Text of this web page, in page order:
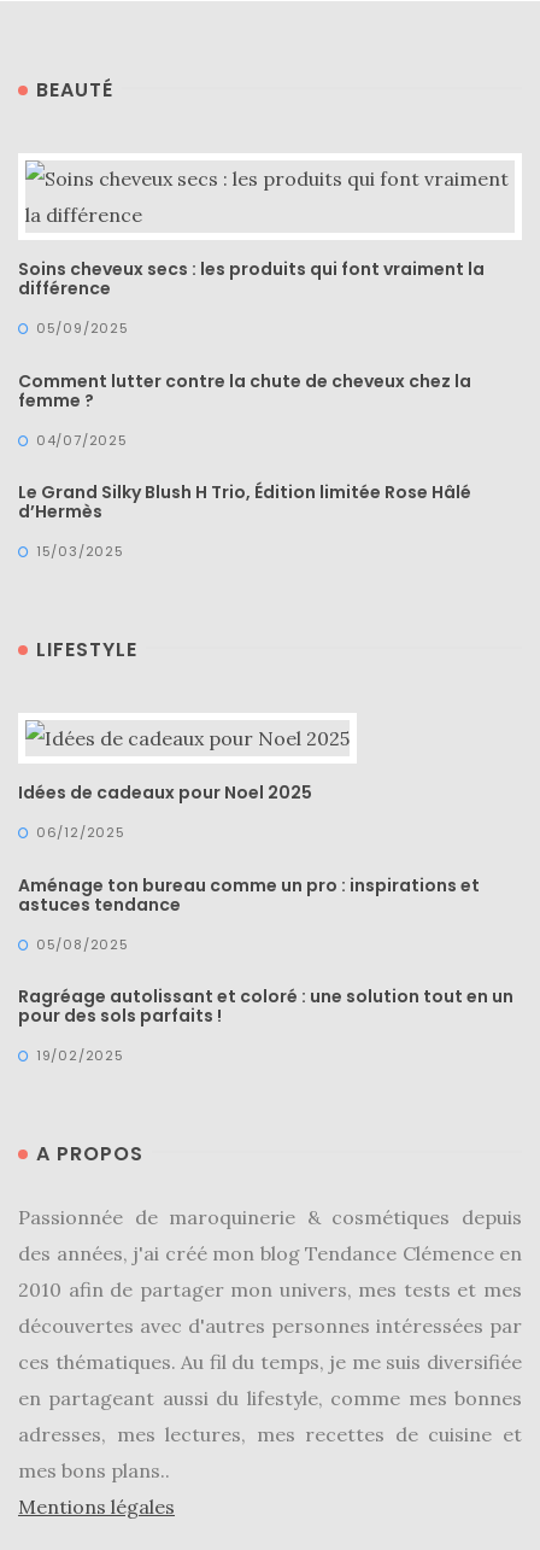
BEAUTÉ
Soins cheveux secs : les produits qui font vraiment la
différence
05/09/2025
Comment lutter contre la chute de cheveux chez la
femme ?
04/07/2025
Le Grand Silky Blush H Trio, Édition limitée Rose Hâlé
d’Hermès
15/03/2025
LIFESTYLE
Idées de cadeaux pour Noel 2025
06/12/2025
Aménage ton bureau comme un pro : inspirations et
astuces tendance
05/08/2025
Ragréage autolissant et coloré : une solution tout en un
pour des sols parfaits !
19/02/2025
A PROPOS
Passionnée de maroquinerie & cosmétiques depuis
des années, j'ai créé mon blog Tendance Clémence en
2010 afin de partager mon univers, mes tests et mes
découvertes avec d'autres personnes intéressées par
ces thématiques. Au fil du temps, je me suis diversifiée
en partageant aussi du lifestyle, comme mes bonnes
adresses, mes lectures, mes recettes de cuisine et
mes bons plans..
Mentions légales